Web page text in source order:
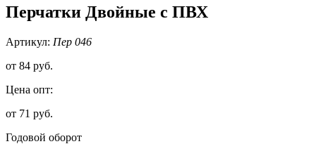
Перчатки Двойные с ПВХ
Артикул: Пер 046
от 84 руб.
Цена опт:
от 71 руб.
Годовой оборот